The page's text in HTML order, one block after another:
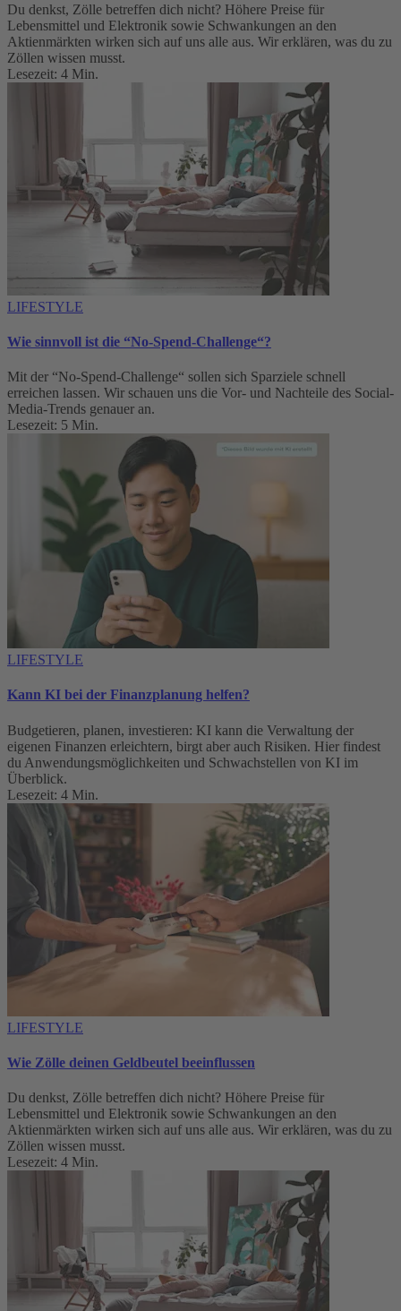
Du denkst, Zölle betreffen dich nicht? Höhere Preise für
Lebensmittel und Elektronik sowie Schwankungen an den
Aktienmärkten wirken sich auf uns alle aus. Wir erklären, was du zu
Zöllen wissen musst.
Lesezeit: 4 Min.
LIFESTYLE
Wie sinnvoll ist die “No-Spend-Challenge“?
Mit der “No-Spend-Challenge“ sollen sich Sparziele schnell
erreichen lassen. Wir schauen uns die Vor- und Nachteile des Social-
Media-Trends genauer an.
Lesezeit: 5 Min.
LIFESTYLE
Kann KI bei der Finanzplanung helfen?
Budgetieren, planen, investieren: KI kann die Verwaltung der
eigenen Finanzen erleichtern, birgt aber auch Risiken. Hier findest
du Anwendungsmöglichkeiten und Schwachstellen von KI im
Überblick.
Lesezeit: 4 Min.
LIFESTYLE
Wie Zölle deinen Geldbeutel beeinflussen
Du denkst, Zölle betreffen dich nicht? Höhere Preise für
Lebensmittel und Elektronik sowie Schwankungen an den
Aktienmärkten wirken sich auf uns alle aus. Wir erklären, was du zu
Zöllen wissen musst.
Lesezeit: 4 Min.